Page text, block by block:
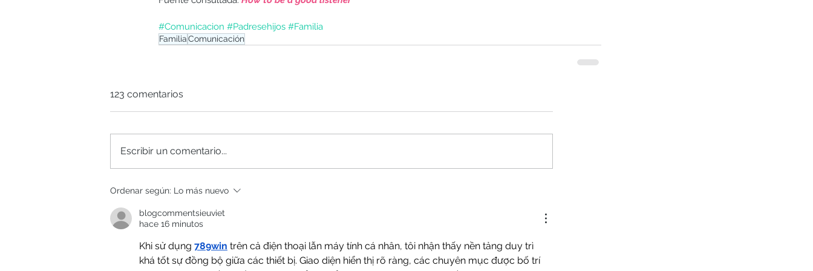
#Comunicacion #Padresehijos #Familia
FamiliaComunicación
123 comentarios
Escribir un comentario...
Ordenar según: Lo más nuevo
blogcommentsieuviet
hace 16 minutos
Khi sử dụng 789win trên cả điện thoại lẫn máy tính cá nhân, tôi nhận thấy nền tảng duy trì
khá tốt sự đồng bộ giữa các thiết bị. Giao diện hiển thị rõ ràng, các chuyên mục được bố trí